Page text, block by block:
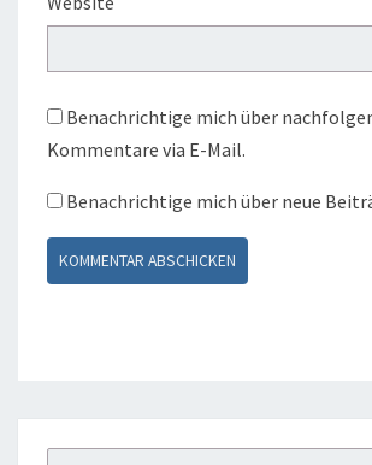
Benachrichtige mich über
Kommentare via E-Mail.
Benachrichtige mich über neue